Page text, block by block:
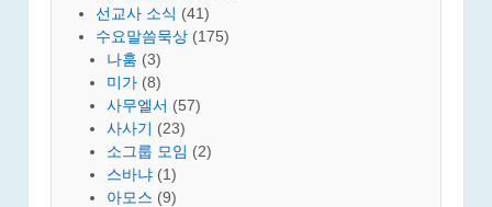
선교사 소식 (41)
수요말씀묵상 (175)
나훔 (3)
미가 (8)
사무엘서 (57)
사사기 (23)
소그룹 모임 (2)
스바냐 (1)
아모스 (9)